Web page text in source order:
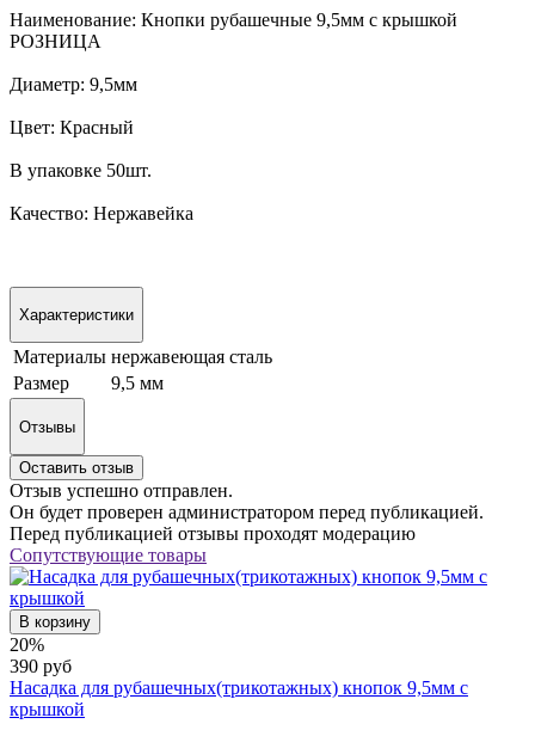
Наименование: Кнопки рубашечные 9,5мм с крышкой
РОЗНИЦА
Диаметр: 9,5мм
Цвет: Красный
В упаковке 50шт.
Качество: Нержавейка
Характеристики
Материалы нержавеющая сталь
Размер
9,5 мм
Отзывы
Оставить отзыв
Отзыв успешно отправлен.
Он будет проверен администратором перед публикацией.
Перед публикацией отзывы проходят модерацию
Сопутствующие товары
В корзину
20%
390 руб
Насадка для рубашечных(трикотажных) кнопок 9,5мм с
крышкой